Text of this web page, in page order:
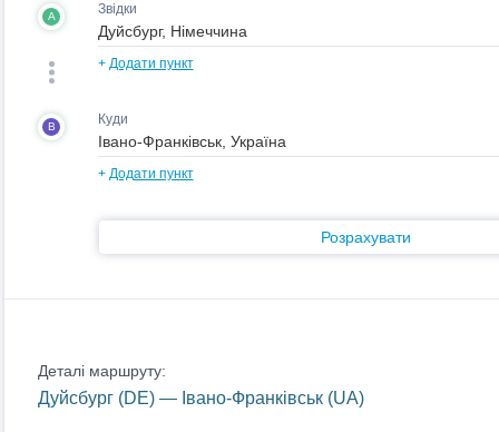
A Звідки
+ Додати пункт
B Куди
+ Додати пункт
Розрахувати
Деталі маршруту:
Дуйсбург (DE) — Івано-Франківськ (UA)